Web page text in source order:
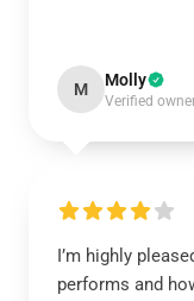
M Molly
Verified
I’m highly
performs and